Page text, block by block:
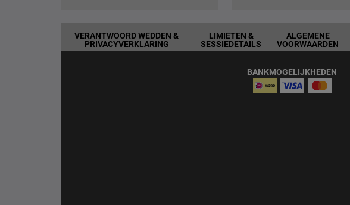
VERANTWOORD WEDDEN &
PRIVACYVERKLARING
LIMIETEN &
SESSIEDETAILS
ALGEMENE
VOORWAARDEN
BANKMOGELIJKHEDEN